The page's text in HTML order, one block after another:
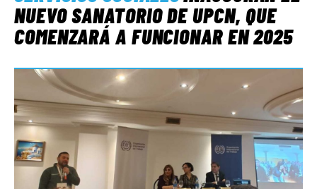
NUEVO SANATORIO DE UPCN, QUE
COMENZARÁ A FUNCIONAR EN 2025